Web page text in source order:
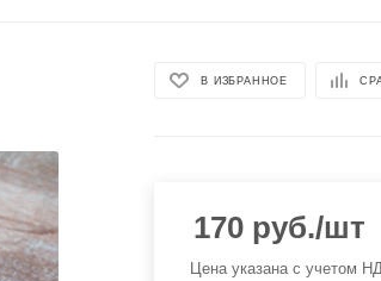
В ИЗБРАННОЕ
170 руб./шт
Цена указана с учетом